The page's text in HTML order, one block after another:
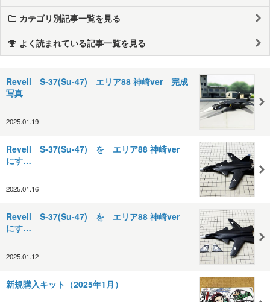
カテゴリ別記事一覧を見る
よく読まれている記事一覧を見る
Revell S-37(Su-47) エリア88 神崎ver 完成
写真
2025.01.19
Revell S-37(Su-47) を エリア88 神崎ver
にす…
2025.01.16
Revell S-37(Su-47) を エリア88 神崎ver
にす…
2025.01.12
新規購入キット（2025年1月）